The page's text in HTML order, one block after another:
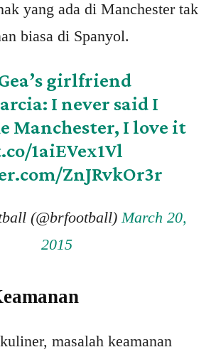
yang ada di Manchester tak
biasa di Spanyol.
girlfriend
I never said I
Manchester, I love it
1aiEVex1Vl
ZnJRvkOr3r
(@brfootball)March 20,
2015
masalah keamanan